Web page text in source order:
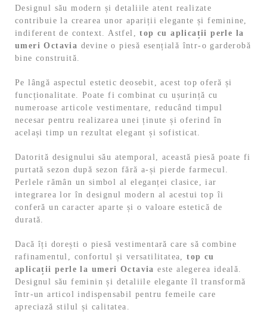
Designul său modern și detaliile atent realizate
contribuie la crearea unor apariții elegante și feminine,
indiferent de context. Astfel,top cu aplicații perle la
umeri Octavia devine o piesă esențială într-o garderobă
bine construită.
Pe lângă aspectul estetic deosebit, acest top oferă și
funcționalitate. Poate fi combinat cu ușurință cu
numeroase articole vestimentare, reducând timpul
necesar pentru realizarea unei ținute și oferind în
același timp un rezultat elegant și sofisticat.
Datorită designului său atemporal, această piesă poate fi
purtată sezon după sezon fără a-și pierde farmecul.
Perlele rămân un simbol al eleganței clasice, iar
integrarea lor în designul modern al acestui top îi
conferă un caracter aparte și o valoare estetică de
durată.
Dacă îți dorești o piesă vestimentară care să combine
rafinamentul, confortul și versatilitatea,top cu
aplicații perle la umeri Octavia este alegerea ideală.
Designul său feminin și detaliile elegante îl transformă
într-un articol indispensabil pentru femeile care
apreciază stilul și calitatea.